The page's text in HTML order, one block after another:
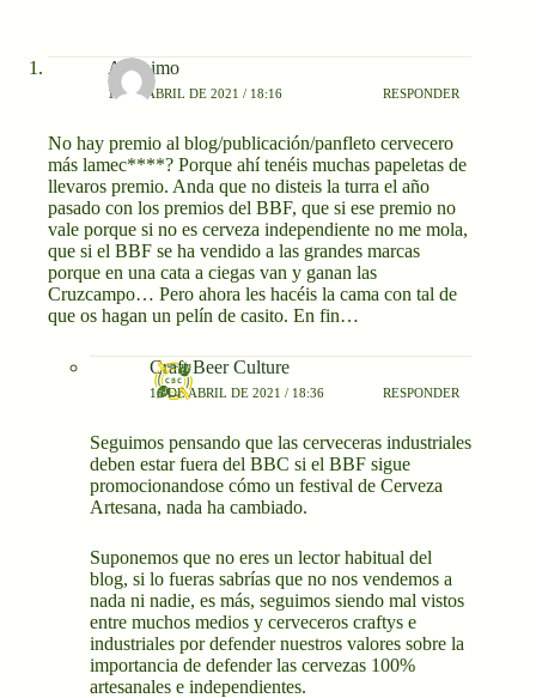
Anónimo
16 DE ABRIL DE 2021 / 18:16 RESPONDER
No hay premio al blog/publicación/panfleto cervecero
más lamec****? Porque ahí tenéis muchas papeletas de
llevaros premio. Anda que no disteis la turra el año
pasado con los premios del BBF, que si ese premio no
vale porque si no es cerveza independiente no me mola,
que si el BBF se ha vendido a las grandes marcas
porque en una cata a ciegas van y ganan las
Cruzcampo… Pero ahora les hacéis la cama con tal de
que os hagan un pelín de casito. En fin…
Craft Beer Culture
16 DE ABRIL DE 2021 / 18:36 RESPONDER
Seguimos pensando que las cerveceras industriales
deben estar fuera del BBC si el BBF sigue
promocionandose cómo un festival de Cerveza
Artesana, nada ha cambiado.
Suponemos que no eres un lector habitual del
blog, si lo fueras sabrías que no nos vendemos a
nada ni nadie, es más, seguimos siendo mal vistos
entre muchos medios y cerveceros craftys e
industriales por defender nuestros valores sobre la
importancia de defender las cervezas 100%
artesanales e independientes.